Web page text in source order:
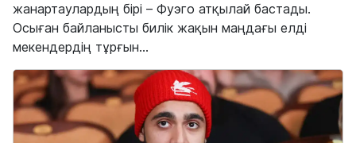
жанартаулардың бірі – Фуэго атқылай бастады.
Осыған байланысты билік жақын маңдағы елді
мекендердің тұрғын...